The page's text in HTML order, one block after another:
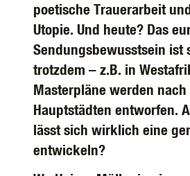
poetische Trauerarbeit
Utopie. Und heute? Das
Sendungsbewusstsein
trotzdem – z.B. in
Masterpläne werden
Hauptstädten entworfen.
lässt sich wirklich eine
entwickeln?